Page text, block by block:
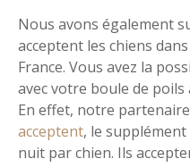
Nous avons également
acceptent les chiens
France. Vous avez la
avec votre boule de poils
En effet, notre partenaire
acceptent, le
nuit par chien. Ils